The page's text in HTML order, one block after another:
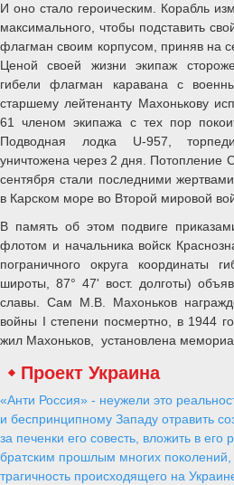
И оно стало героическим. Корабль
максимального, чтобы подставить
флагман своим корпусом, приняв на
Ценой своей жизни экипаж
гибели флагман каравана с
старшему лейтенанту Махонькову
61 членом экипажа с тех пор
Подводная лодка U-957,
уничтожена через 2 дня. Потопление
сентября стали последними
в Карском море во Второй мировой
В память об этом подвиге
флотом и начальника войск
пограничного округа координаты
широты, 87° 47' вост. долготы)
славы. Сам М.В. Махоньков
войны I степени посмертно, в 1944
жил Махоньков, установлена
Проект Украина
«Анти Россия» - неужели это
и беспринципному Западу отравить
за печенки его совесть, вложить в
братским прошлым многих
трагичность происходящего на